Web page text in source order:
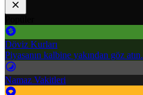
Döviz Kurları
Piyasanın kalbine yakından göz atın.
Namaz Vakitleri